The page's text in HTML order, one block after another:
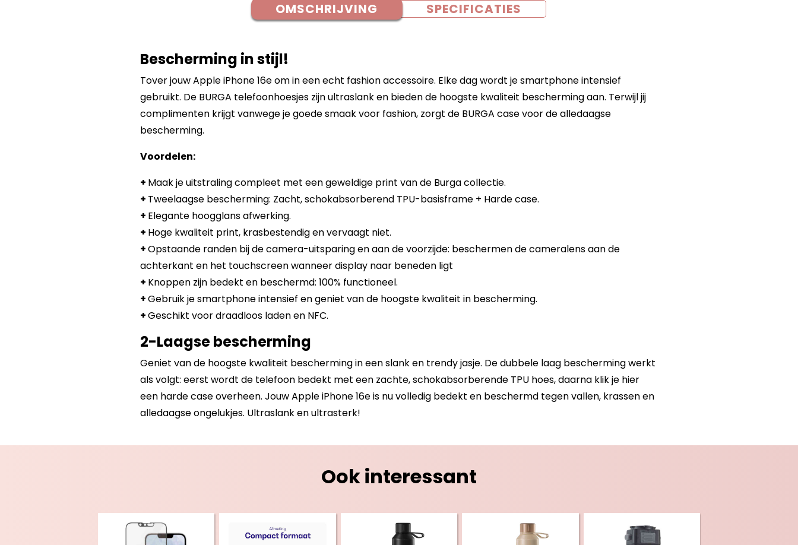
OMSCHRIJVING SPECIFICATIES
Bescherming in stijl!
Tover jouw Apple iPhone 16e om in een echt fashion accessoire. Elke dag wordt je smartphone intensief
gebruikt. De BURGA telefoonhoesjes zijn ultraslank en bieden de hoogste kwaliteit bescherming aan. Terwijl jij
complimenten krijgt vanwege je goede smaak voor fashion, zorgt de BURGA case voor de alledaagse
bescherming.
Voordelen:
+ Maak je uitstraling compleet met een geweldige print van de Burga collectie.
+ Tweelaagse bescherming: Zacht, schokabsorberend TPU-basisframe + Harde case.
+ Elegante hoogglans afwerking.
+ Hoge kwaliteit print, krasbestendig en vervaagt niet.
+Opstaande randen bij de camera-uitsparing en aan de voorzijde: beschermen de cameralens aan de
achterkant en het touchscreen wanneer display naar beneden ligt
+ Knoppen zijn bedekt en beschermd: 100% functioneel.
+Gebruik je smartphone intensief en geniet van de hoogste kwaliteit in bescherming.
+Geschikt voor draadloos laden en NFC.
2-Laagse bescherming
Geniet van de hoogste kwaliteit bescherming in een slank en trendy jasje. De dubbele laag bescherming werkt
als volgt: eerst wordt de telefoon bedekt met een zachte, schokabsorberende TPU hoes, daarna klik je hier
een harde case overheen. Jouw Apple iPhone 16e is nu volledig bedekt en beschermd tegen vallen, krassen en
alledaagse ongelukjes. Ultraslank en ultrasterk!
Ook interessant